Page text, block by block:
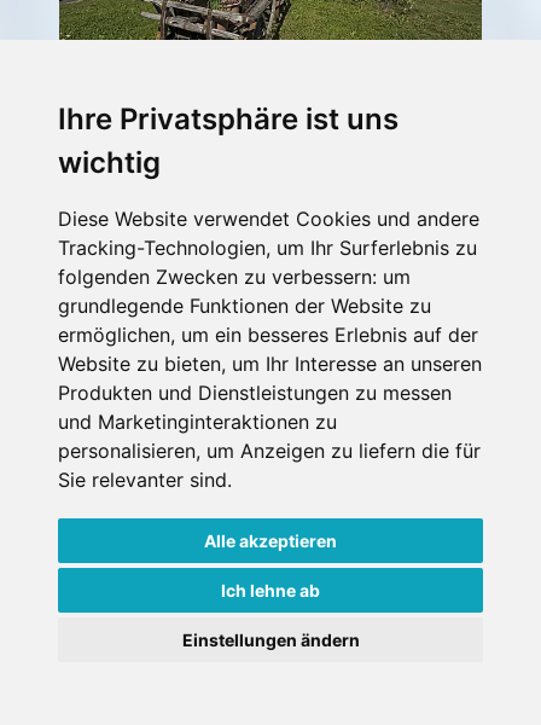
Ihre Privatsphäre ist uns
wichtig
Diese Website verwendet Cookies und andere
Tracking-Technologien, um Ihr Surferlebnis zu
folgenden Zwecken zu verbessern: um
grundlegende Funktionen der Website zu
ermöglichen, um ein besseres Erlebnis auf der
Website zu bieten, um Ihr Interesse an unseren
Produkten und Dienstleistungen zu messen
und Marketinginteraktionen zu
personalisieren, um Anzeigen zu liefern die für
Sie relevanter sind.
Alle akzeptieren
Ich lehne ab
Einstellungen ändern
Hotel Restaurant
Pizzeria
Gasthof
Sterzing, Südtirol, Italien
Haustiere erlaubt
Internet
ab € 62,-
pro Person pro Nacht
Gesamtpreis ab€ 248,-
2 Pers./ 2 Nächte